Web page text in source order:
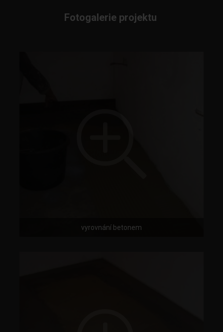
Fotogalerie projektu
vyrovnání betonem